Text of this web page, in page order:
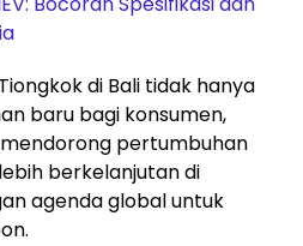
di Bali tidak hanya
baru bagi konsumen,
pertumbuhan
berkelanjutan di
agenda global untuk